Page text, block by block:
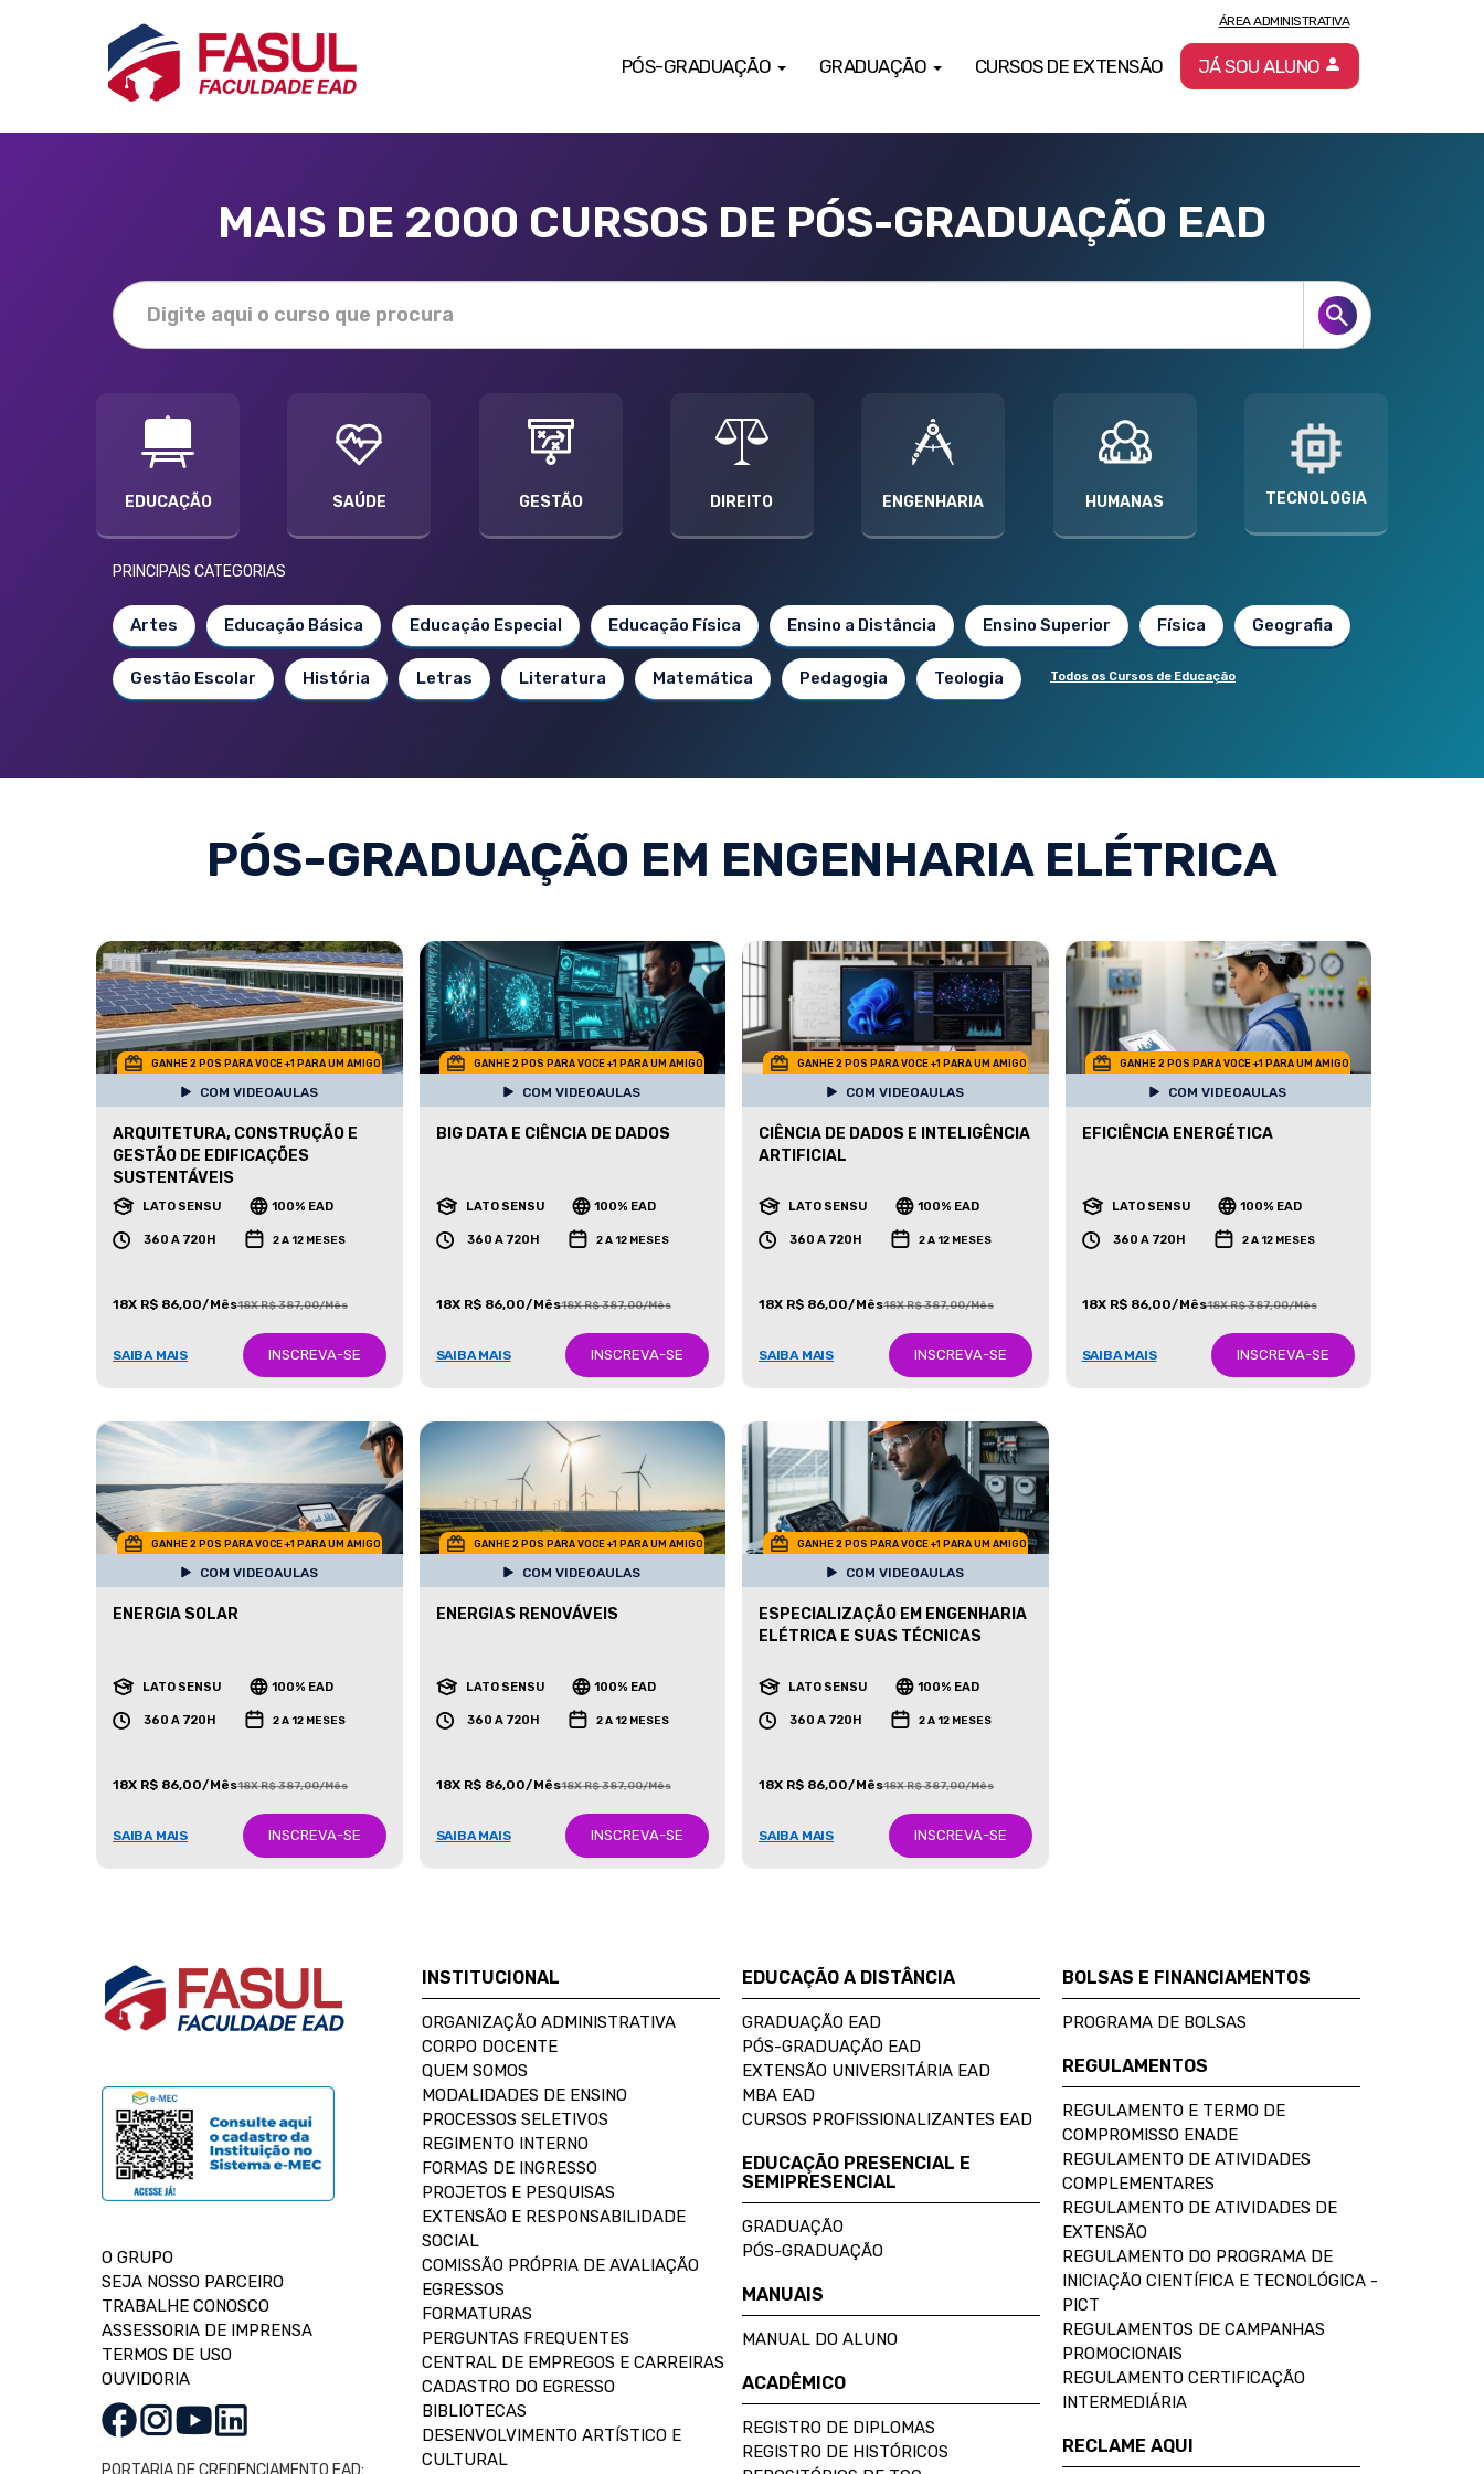
PÓS-GRADUAÇÃO GRADUAÇÃO CURSOS DE EXTENSÃO
ÁREA ADMINISTRATIVA
JÁ SOU ALUNO
MAIS DE 2000 CURSOS DE PÓS-GRADUAÇÃO EAD
EDUCAÇÃO SAÚDE GESTÃO DIREITO ENGENHARIA HUMANAS TECNOLOGIA
PRINCIPAIS CATEGORIAS
Artes Educação Básica Educação Especial Educação Física Ensino a Distância Ensino Superior Física Geografia
Gestão Escolar História Letras Literatura Matemática Pedagogia Teologia Todos os Cursos de Educação
PÓS-GRADUAÇÃO EM ENGENHARIA ELÉTRICA
GANHE 2 POS PARA VOCE +1 PARA UM AMIGO
COM VIDEOAULAS
ARQUITETURA, CONSTRUÇÃO E
GESTÃO DE EDIFICAÇÕES
SUSTENTÁVEIS
LATO SENSU 100% EAD
360 A 720H 2 A 12 MESES
18X R$ 86,00/Mês18X R$ 387,00/Mês
SAIBA MAIS INSCREVA-SE
GANHE 2 POS PARA VOCE +1 PARA UM AMIGO
COM VIDEOAULAS
BIG DATA E CIÊNCIA DE DADOS
LATO SENSU 100% EAD
360 A 720H 2 A 12 MESES
18X R$ 86,00/Mês18X R$ 387,00/Mês
SAIBA MAIS INSCREVA-SE
GANHE 2 POS PARA VOCE +1 PARA UM AMIGO
COM VIDEOAULAS
CIÊNCIA DE DADOS E INTELIGÊNCIA
ARTIFICIAL
LATO SENSU 100% EAD
360 A 720H 2 A 12 MESES
18X R$ 86,00/Mês18X R$ 387,00/Mês
SAIBA MAIS INSCREVA-SE
GANHE 2 POS PARA VOCE +1 PARA UM AMIGO
COM VIDEOAULAS
EFICIÊNCIA ENERGÉTICA
LATO SENSU 100% EAD
360 A 720H 2 A 12 MESES
18X R$ 86,00/Mês18X R$ 387,00/Mês
SAIBA MAIS INSCREVA-SE
GANHE 2 POS PARA VOCE +1 PARA UM AMIGO
COM VIDEOAULAS
ENERGIA SOLAR
LATO SENSU 100% EAD
360 A 720H 2 A 12 MESES
18X R$ 86,00/Mês18X R$ 387,00/Mês
SAIBA MAIS INSCREVA-SE
GANHE 2 POS PARA VOCE +1 PARA UM AMIGO
COM VIDEOAULAS
ENERGIAS RENOVÁVEIS
LATO SENSU 100% EAD
360 A 720H 2 A 12 MESES
18X R$ 86,00/Mês18X R$ 387,00/Mês
SAIBA MAIS INSCREVA-SE
GANHE 2 POS PARA VOCE +1 PARA UM AMIGO
COM VIDEOAULAS
ESPECIALIZAÇÃO EM ENGENHARIA
ELÉTRICA E SUAS TÉCNICAS
LATO SENSU 100% EAD
360 A 720H 2 A 12 MESES
18X R$ 86,00/Mês18X R$ 387,00/Mês
SAIBA MAIS INSCREVA-SE
O GRUPO
SEJA NOSSO PARCEIRO
TRABALHE CONOSCO
ASSESSORIA DE IMPRENSA
TERMOS DE USO
OUVIDORIA
PORTARIA DE CREDENCIAMENTO EAD:
INSTITUCIONAL
ORGANIZAÇÃO ADMINISTRATIVA
CORPO DOCENTE
QUEM SOMOS
MODALIDADES DE ENSINO
PROCESSOS SELETIVOS
REGIMENTO INTERNO
FORMAS DE INGRESSO
PROJETOS E PESQUISAS
EXTENSÃO E RESPONSABILIDADE
SOCIAL
COMISSÃO PRÓPRIA DE AVALIAÇÃO
EGRESSOS
FORMATURAS
PERGUNTAS FREQUENTES
CENTRAL DE EMPREGOS E CARREIRAS
CADASTRO DO EGRESSO
BIBLIOTECAS
DESENVOLVIMENTO ARTÍSTICO E
CULTURAL
EDUCAÇÃO A DISTÂNCIA
GRADUAÇÃO EAD
PÓS-GRADUAÇÃO EAD
EXTENSÃO UNIVERSITÁRIA EAD
MBA EAD
CURSOS PROFISSIONALIZANTES EAD
EDUCAÇÃO PRESENCIAL E
SEMIPRESENCIAL
GRADUAÇÃO
PÓS-GRADUAÇÃO
MANUAIS
MANUAL DO ALUNO
ACADÊMICO
REGISTRO DE DIPLOMAS
REGISTRO DE HISTÓRICOS
BOLSAS E FINANCIAMENTOS
PROGRAMA DE BOLSAS
REGULAMENTOS
REGULAMENTO E TERMO DE
COMPROMISSO ENADE
REGULAMENTO DE ATIVIDADES
COMPLEMENTARES
REGULAMENTO DE ATIVIDADES DE
EXTENSÃO
REGULAMENTO DO PROGRAMA DE
INICIAÇÃO CIENTÍFICA E TECNOLÓGICA -
PICT
REGULAMENTOS DE CAMPANHAS
PROMOCIONAIS
REGULAMENTO CERTIFICAÇÃO
INTERMEDIÁRIA
RECLAME AQUI